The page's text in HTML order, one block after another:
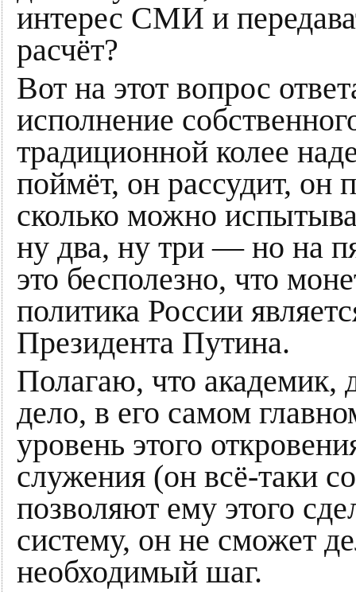
интерес СМИ и
расчёт?
Вот на этот вопрос
исполнение
традиционной колее
поймёт, он рассудит,
сколько можно
ну два, ну три — но на
это бесполезно, что
политика России
Президента Путина.
Полагаю, что академик,
дело, в его самом
уровень этого
служения (он всё-таки
позволяют ему этого
систему, он не сможет
необходимый шаг.